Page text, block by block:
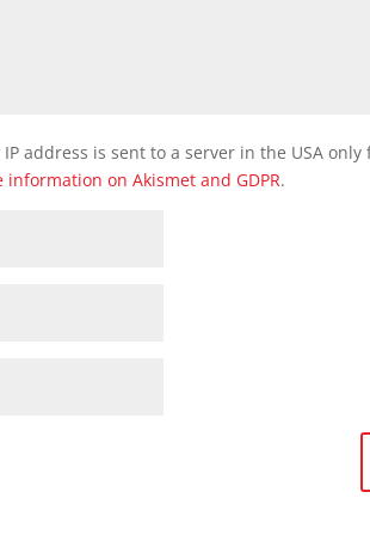
address is sent to a server in the USA
information on Akismet and GDPR.